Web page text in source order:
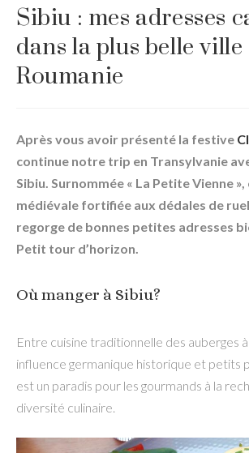
Sibiu : mes adresses
dans la plus belle ville
Roumanie
Après vous avoir présenté la festive
continue notre trip en Transylvanie
Sibiu. Surnommée « La Petite Vienne
médiévale fortifiée aux dédales de
regorge de bonnes petites adresses
Petit tour d’horizon.
Où manger à Sibiu?
Entre cuisine traditionnelle des auberges à
influence germanique historique et petits
est un paradis pour les gourmands à la
diversité culinaire.